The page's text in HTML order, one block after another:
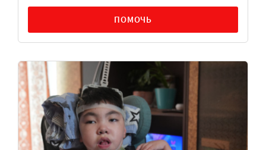
ПОМОЧЬ